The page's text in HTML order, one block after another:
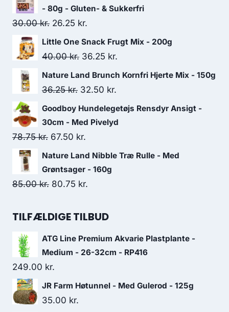
- 80g - Gluten- & Sukkerfri
30.00kr. Den
oprindelige
pris
30.00 kr..
26.25 kr.
aktuelle
pris
26.25 kr..
Little One Snack Frugt Mix - 200g
40.00kr. Den
oprindelige
pris
40.00 kr..
36.25 kr.
aktuelle
36.25 kr..
Nature Land Brunch Kornfri Hjerte Mix - 150g
36.25kr. Den
oprindelige
pris
var:
36.25 kr..
32.50 kr.
aktuelle
pris
32.50 kr..
Goodboy Hundelegetøjs Rensdyr Ansigt -
30cm - Med Pivelyd
78.75kr. Den
oprindelige
pris
var:
67.50 kr.
aktuelle
pris
er:
Nature Land Nibble Træ Rulle - Med
Grøntsager - 160g
85.00kr. Den
pris
85.00 kr..
80.75 kr.
pris
80.75 kr..
TILFÆLDIGE TILBUD
ATG Line Premium Akvarie Plastplante -
Medium - 26-32cm - RP416
249.00 kr.
JR Farm Høtunnel - Med Gulerod - 125g
35.00 kr.